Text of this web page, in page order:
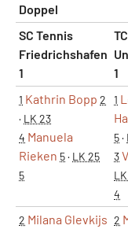
Doppel
SC Tennis
Friedrichshafen
1
1
1 Kathrin Bopp 2
· LK 23
4 Manuela
Rieken 5· LK 25
5
1
5·
3
4
2 Milana Glevkijs 2